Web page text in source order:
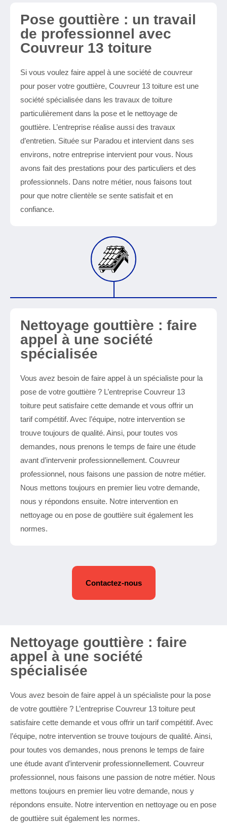
Pose gouttière : un travail
de professionnel avec
Couvreur 13 toiture
Si vous voulez faire appel à une société de couvreur
pour poser votre gouttière, Couvreur 13 toiture est une
société spécialisée dans les travaux de toiture
particulièrement dans la pose et le nettoyage de
gouttière. L’entreprise réalise aussi des travaux
d’entretien. Située sur Paradou et intervient dans ses
environs, notre entreprise intervient pour vous. Nous
avons fait des prestations pour des particuliers et des
professionnels. Dans notre métier, nous faisons tout
pour que notre clientèle se sente satisfait et en
confiance.
Nettoyage gouttière : faire
appel à une société
spécialisée
Vous avez besoin de faire appel à un spécialiste pour la
pose de votre gouttière ? L’entreprise Couvreur 13
toiture peut satisfaire cette demande et vous offrir un
tarif compétitif. Avec l’équipe, notre intervention se
trouve toujours de qualité. Ainsi, pour toutes vos
demandes, nous prenons le temps de faire une étude
avant d’intervenir professionnellement. Couvreur
professionnel, nous faisons une passion de notre métier.
Nous mettons toujours en premier lieu votre demande,
nous y répondons ensuite. Notre intervention en
nettoyage ou en pose de gouttière suit également les
normes.
Contactez-nous
Nettoyage gouttière : faire
appel à une société
spécialisée
Vous avez besoin de faire appel à un spécialiste pour la pose
de votre gouttière ? L’entreprise Couvreur 13 toiture peut
satisfaire cette demande et vous offrir un tarif compétitif. Avec
l’équipe, notre intervention se trouve toujours de qualité. Ainsi,
pour toutes vos demandes, nous prenons le temps de faire
une étude avant d’intervenir professionnellement. Couvreur
professionnel, nous faisons une passion de notre métier. Nous
mettons toujours en premier lieu votre demande, nous y
répondons ensuite. Notre intervention en nettoyage ou en pose
de gouttière suit également les normes.